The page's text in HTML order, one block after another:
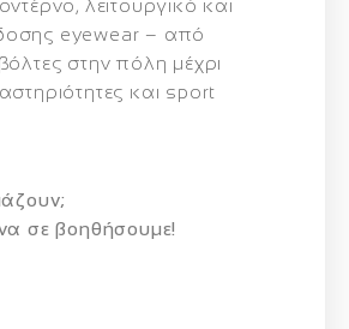
λειτουργικό και
eyewear – από
στην πόλη μέχρι
και sport
σε βοηθήσουμε!